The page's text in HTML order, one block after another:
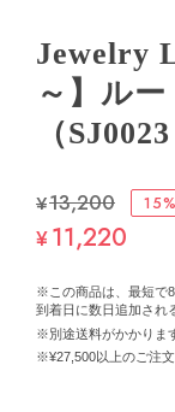
Jewelry
～】ル
（
¥13,200
¥11,220
※この商品は、最短で
到着日に数日追加され
※別途送料がかかりま
※¥27,500以上のご注文